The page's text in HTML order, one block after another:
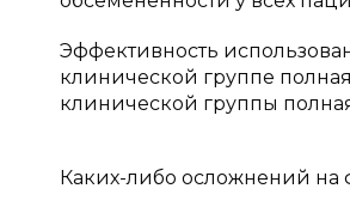
Эффективность
клинической группе полная
клинической группы
Каких-либо осложнений на